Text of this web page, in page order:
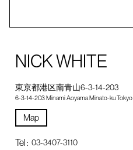
NICK WHITE
東京都港区南青山6-3-14-203
6-3-14-203 Minami Aoyama Minato-ku Tokyo
Map
Tel : 03-3407-3110